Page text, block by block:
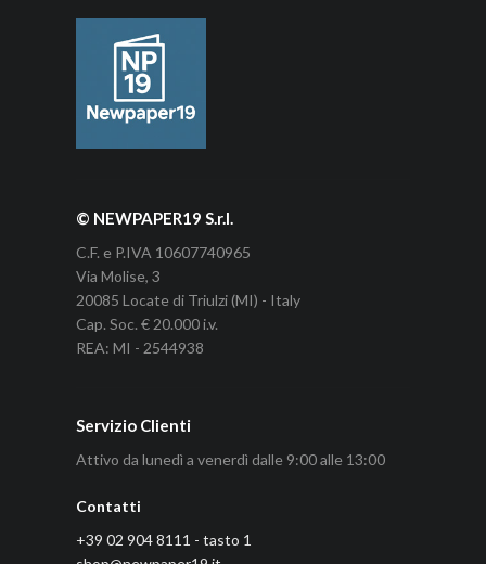
© NEWPAPER19 S.r.l.
C.F. e P.IVA 10607740965
Via Molise, 3
20085 Locate di Triulzi (MI) - Italy
Cap. Soc. € 20.000 i.v.
REA: MI - 2544938
Servizio Clienti
Attivo da lunedì a venerdì dalle 9:00 alle 13:00
Contatti
+39 02 904 8111 - tasto 1